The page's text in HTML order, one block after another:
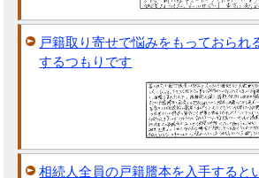
戸籍取り寄せで悩みをもっておられ
するつもりです
相続人全員の戸籍謄本を入手すると